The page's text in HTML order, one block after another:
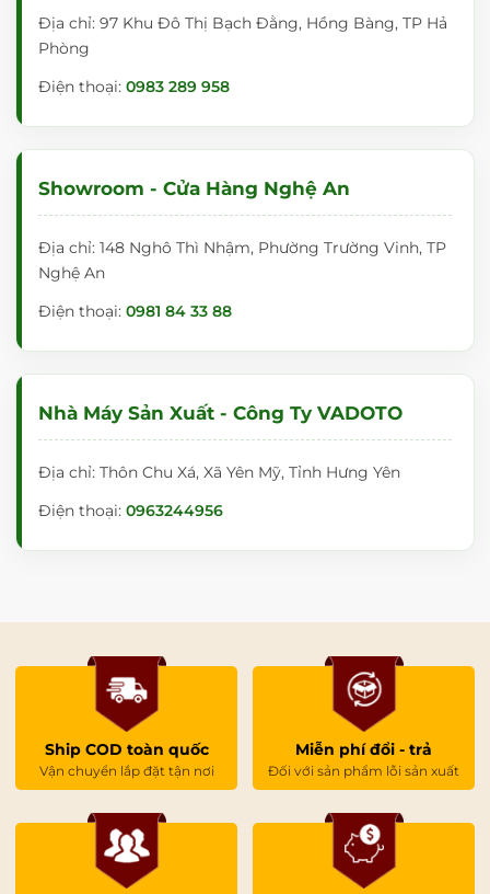
Địa chỉ: 97 Khu Đô Thị Bạch Đằng, Hồng Bàng, TP Hả
Phòng
Điện thoại: 0983 289 958
Showroom - Cửa Hàng Nghệ An
Địa chỉ: 148 Nghô Thì Nhậm, Phường Trường Vinh, TP
Nghệ An
Điện thoại: 0981 84 33 88
Nhà Máy Sản Xuất - Công Ty VADOTO
Địa chỉ: Thôn Chu Xá, Xã Yên Mỹ, Tỉnh Hưng Yên
Điện thoại: 0963244956
Ship COD toàn quốc
Vận chuyển lắp đặt tận nơi
Miễn phí đổi - trả
Đối với sản phẩm lỗi sản xuất